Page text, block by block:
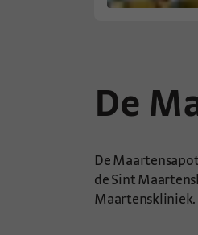
De
De
de Sint
Maartenskliniek.